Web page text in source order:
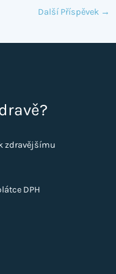
Další Příspěvek →
zdravějšímu
DPH